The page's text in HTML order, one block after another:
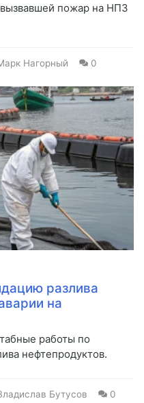
пожар на НПЗ
Нагорный 0
разлива
на
работы по
нефтепродуктов.
Бутусов 0